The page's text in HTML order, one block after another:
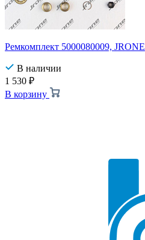
Ремкомплект 5000080009, JRONE
В наличии
1 530 ₽
В корзину